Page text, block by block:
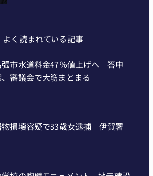
よく読まれている記事